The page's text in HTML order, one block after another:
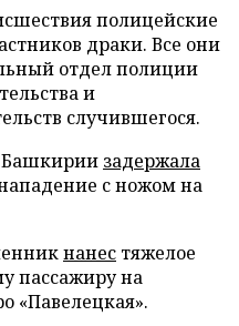
полицейские
драки. Все они
отдел полиции
и
случившегося.
Башкирии задержала
с ножом на
нанес тяжелое
пассажиру на
«Павелецкая».